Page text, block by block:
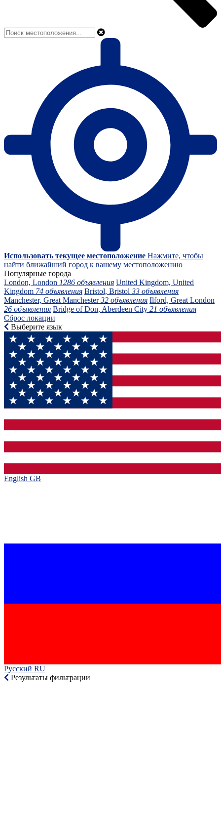
Использовать текущее местоположение Нажмите, чтобы
найти ближайший город к вашему местоположению
Популярные города
London, London 1286 объявления United Kingdom, United
Kingdom 74 объявления Bristol, Bristol 33 объявления
Manchester, Great Manchester32 объявления Ilford, Great London
26 объявления Bridge of Don, Aberdeen City 21 объявления
Сброс локации
Выберите язык
English GB‎
Русский RU‎
Результаты фильтрации